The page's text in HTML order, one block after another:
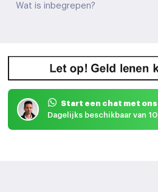
Wat is inbegrepen?
Start een chat met ons
Dagelijks beschikbaar van